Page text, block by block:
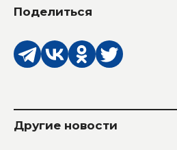
Поделиться
Другие новости